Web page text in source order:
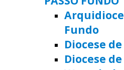
Fundo
Diocese
Diocese